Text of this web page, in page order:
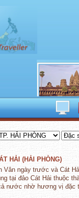
HẢI (HẢI PHÒNG)
Vân ngày trước và Cát
tại đảo Cát Hải thuộc
nước nhờ hương vị đặc